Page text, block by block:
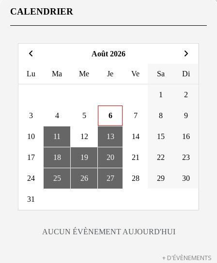
CALENDRIER
Août 2026
Lu Ma Me Je Ve Sa Di
1 2
3 4 5 6 7 8 9
10 11 12 13 14 15 16
17 18 19 20 21 22 23
24 25 26 27 28 29 30
31
AUCUN ÉVÈNEMENT AUJOURD'HUI
+ D'ÉVÈNEMENTS